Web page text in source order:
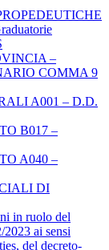
–
COMMA 9
A001 – D.D.
B017 –
A040 –
DI
in ruolo del
2023 ai sensi
del decreto-